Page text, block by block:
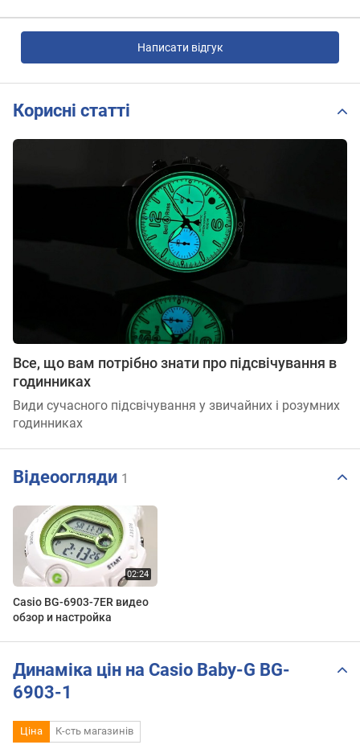
Написати відгук
Корисні статті
Все, що вам потрібно знати про підсвічування в
годинниках
Види сучасного підсвічування у звичайних і розумних
годинниках
Відеоогляди 1
Casio BG-6903-7ER видео
обзор и настройка
Динаміка цін на Casio Baby-G BG-
6903-1
Ціна К-сть магазинів